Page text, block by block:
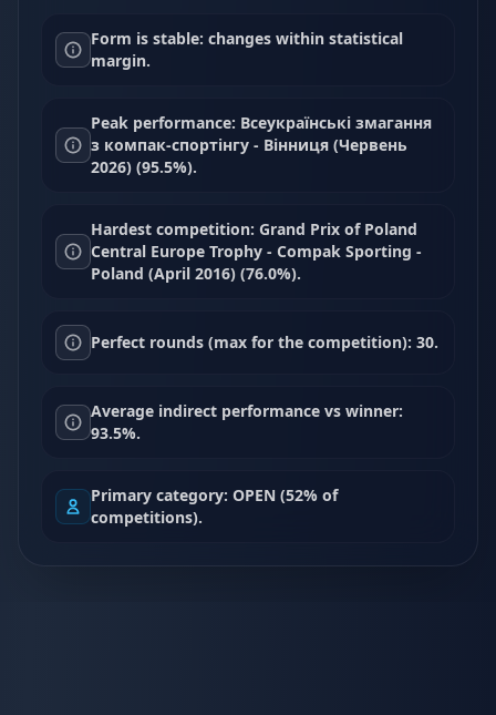
Form is stable: changes within statistical
margin.
Peak performance: Всеукраїнські змагання
з компак-спортінгу - Вінниця (Червень
2026) (95.5%).
Hardest competition: Grand Prix of Poland
Central Europe Trophy - Compak Sporting -
Poland (April 2016) (76.0%).
Perfect rounds (max for the competition): 30.
Average indirect performance vs winner:
93.5%.
Primary category: OPEN (52% of
competitions).